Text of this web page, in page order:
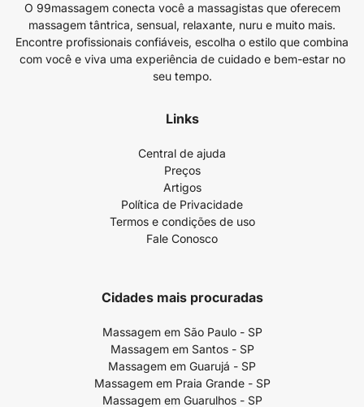
O 99massagem conecta você a massagistas que oferecem
massagem tântrica, sensual, relaxante, nuru e muito mais.
Encontre profissionais confiáveis, escolha o estilo que combina
com você e viva uma experiência de cuidado e bem-estar no
seu tempo.
Links
Central de ajuda
Preços
Artigos
Política de Privacidade
Termos e condições de uso
Fale Conosco
Cidades mais procuradas
Massagem em São Paulo - SP
Massagem em Santos - SP
Massagem em Guarujá - SP
Massagem em Praia Grande - SP
Massagem em Guarulhos - SP